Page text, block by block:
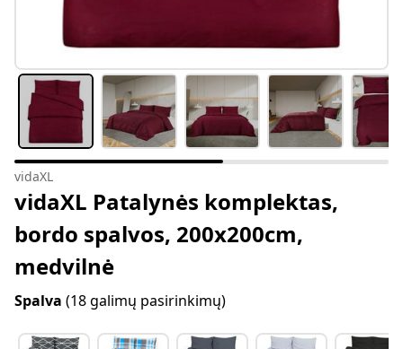
vidaXL
vidaXL Patalynės komplektas,
bordo spalvos, 200x200cm,
medvilnė
Spalva (18 galimų pasirinkimų)